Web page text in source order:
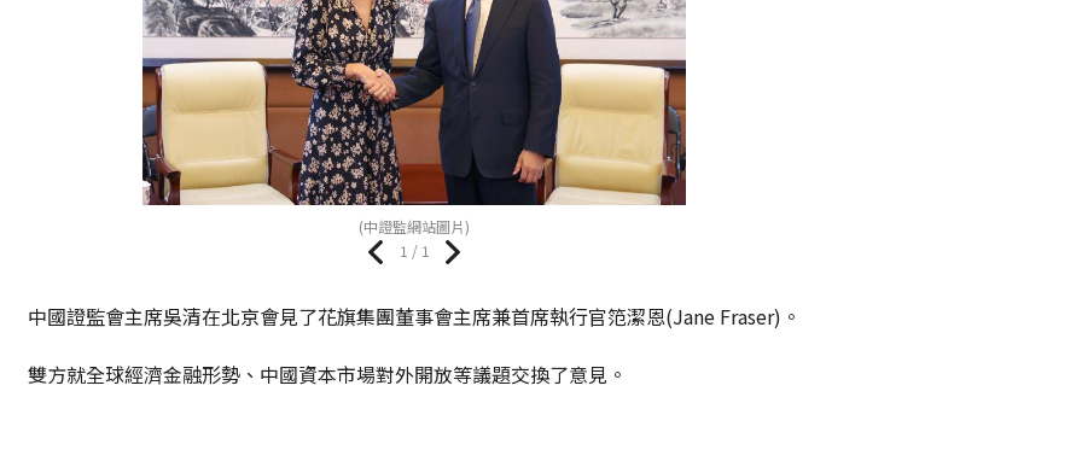
(中證監網站圖片)
1 / 1
中國證監會主席吳清在北京會見了花旗集團董事會主席兼首席執行官笵潔恩(Jane Fraser)。
雙方就全球經濟金融形勢、中國資本市場對外開放等議題交換了意見。